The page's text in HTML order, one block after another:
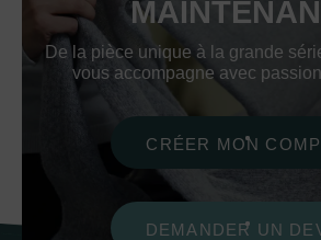
De la pièce unique à la grande
vous accompagne avec
CRÉER MON
DEMANDER UN